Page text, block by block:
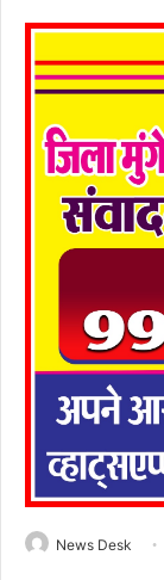
News Desk